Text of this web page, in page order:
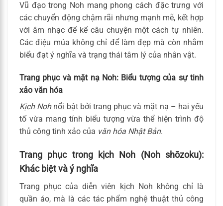
Vũ đạo trong Noh mang phong cách đặc trưng với
các chuyển động chậm rãi nhưng mạnh mẽ, kết hợp
với âm nhạc để kể câu chuyện một cách tự nhiên.
Các điệu múa không chỉ để làm đẹp mà còn nhằm
biểu đạt ý nghĩa và trạng thái tâm lý của nhân vật.
Trang phục và mặt nạ Noh: Biểu tượng của sự tinh
xảo văn hóa
Kịch Nohnổi bật bởi trang phục và mặt nạ – hai yếu
tố vừa mang tính biểu tượng vừa thể hiện trình độ
thủ công tinh xảo của văn hóa Nhật Bản.
Trang phục trong kịch Noh (Noh shōzoku):
Khác biệt và ý nghĩa
Trang phục của diễn viên kịch Noh không chỉ là
quần áo, mà là các tác phẩm nghệ thuật thủ công